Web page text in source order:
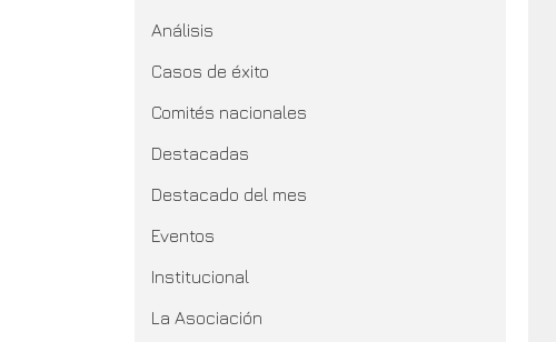
Análisis
Casos de éxito
Comités nacionales
Destacadas
Destacado del mes
Eventos
Institucional
La Asociación